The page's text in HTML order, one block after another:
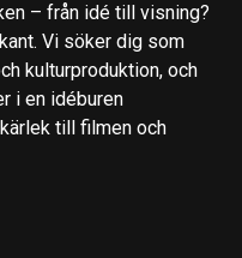
– från idé till visning?
Vi söker dig som
kulturproduktion, och
i en idéburen
till filmen och